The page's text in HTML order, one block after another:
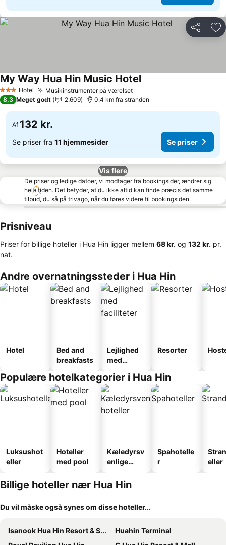
Del
3 StjernerHotel Musikinstrumenter på værelsetSe priser
My Way Hua Hin Music HotelSe priser
8,3 Meget godt 2.609 0.4 km fra stranden
Af 132 kr.
Se priser fra 11 hjemmesider Se priser
Vis flere
De priser og ledige datoer, vi modtager fra bookingsider, ændrer sig
hele tiden. Det betyder, at du ikke altid kan finde præcis det samme
tilbud, du så på trivago, når du føres videre til bookingsiden.
Prisniveau
Priser for billige hoteller i Hua Hin ligger mellem ‎68 kr. og ‎132 kr. pr.
nat.
Andre overnatningssteder i Hua Hin
Hotel
Bed and
breakfasts
Lejlighed
med
Resorter
Populære hotelkategorier i Hua Hin
Luksushot
eller
Hoteller
med pool
Kæledyrsv
enlige
Spahotelle
r
eller
Billige hoteller nær Hua Hin
Du vil måske også synes om disse hoteller...
Isanook Hua Hin Resort & Suites
Huahin Terminal